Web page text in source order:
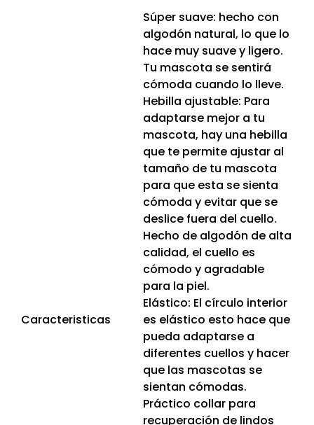
Caracteristicas
Súper suave: hecho con
algodón natural, lo que lo
hace muy suave y ligero.
Tu mascota se sentirá
cómoda cuando lo lleve.
Hebilla ajustable: Para
adaptarse mejor a tu
mascota, hay una hebilla
que te permite ajustar al
tamaño de tu mascota
para que esta se sienta
cómoda y evitar que se
deslice fuera del cuello.
Hecho de algodón de alta
calidad, el cuello es
cómodo y agradable
para la piel.
Elástico: El círculo interior
es elástico esto hace que
pueda adaptarse a
diferentes cuellos y hacer
que las mascotas se
sientan cómodas.
Práctico collar para
recuperación de lindos